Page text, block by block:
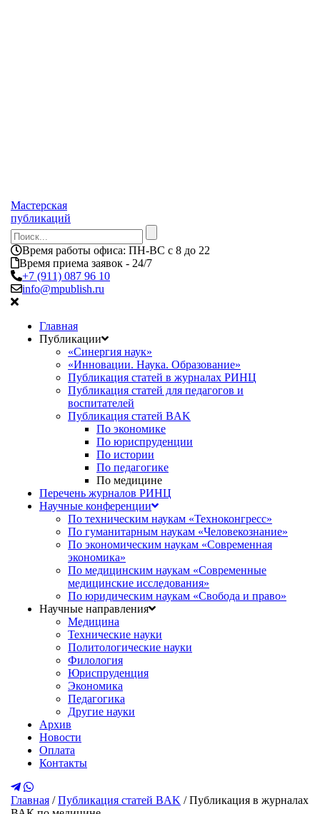
Мастерская
публикаций
Время работы офиса: ПН-ВС с 8 до 22
Время приема заявок - 24/7
+7 (911) 087 96 10
info@mpublish.ru
Главная
Публикации
«Синергия наук»
«Инновации. Наука. Образование»
Публикация статей в журналах РИНЦ
Публикация статей для педагогов и
воспитателей
Публикация статей BAK
По экономике
По юриспруденции
По истории
По педагогике
По медицине
Перечень журналов РИНЦ
Научные конференции
По техническим наукам «Техноконгресс»
По гуманитарным наукам «Человекознание»
По экономическим наукам «Современная
экономика»
По медицинским наукам «Современные
медицинские исследования»
По юридическим наукам «Свобода и право»
Научные направления
Медицина
Технические науки
Политологические науки
Филология
Юриспруденция
Экономика
Педагогика
Другие науки
Архив
Новости
Оплата
Контакты
Главная /Публикация статей BAK /Публикация в журналах